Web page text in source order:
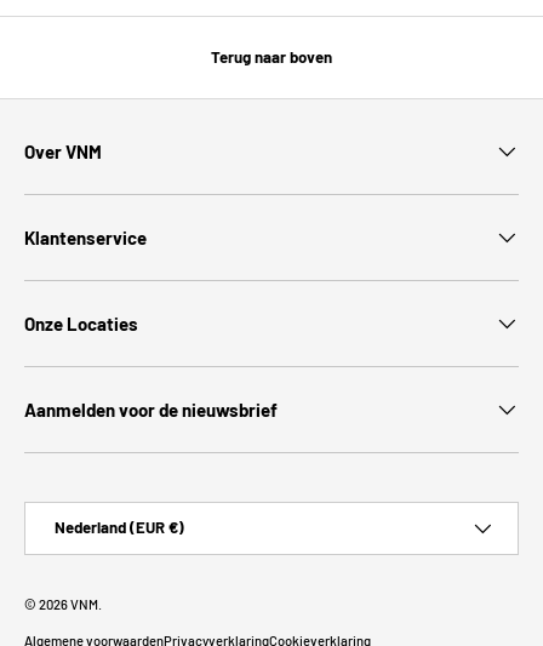
Terug naar boven
Over VNM
Klantenservice
Onze Locaties
Aanmelden voor de nieuwsbrief
Nederland (EUR €)
© 2026VNM
Algemene voorwaardenPrivacyverklaringCookieverklaring